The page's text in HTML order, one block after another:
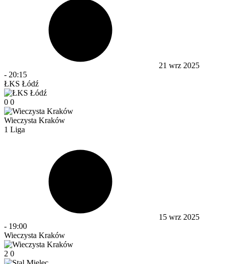
21 wrz 2025
- 20:15
ŁKS Łódź
0 0
Wieczysta Kraków
1 Liga
15 wrz 2025
- 19:00
Wieczysta Kraków
2 0